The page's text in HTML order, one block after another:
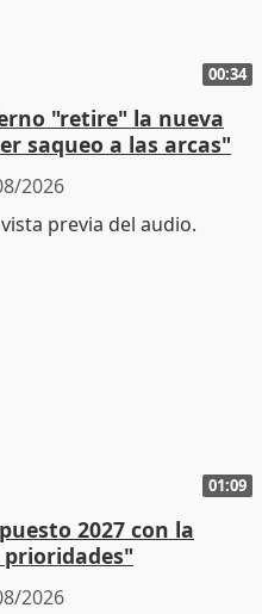
00:34
"retire" la nueva
saqueo a las arcas"
2026
01:09
2027 con la
prioridades"
2026